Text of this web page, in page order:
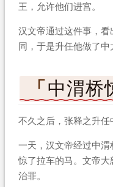
王，允许他们进宫。
汉文帝通过这件事，
同，于是升任他做了中
中渭桥
不久之后，张释之升任
一天，汉文帝经过中渭
惊了拉车的马。文帝
治罪。